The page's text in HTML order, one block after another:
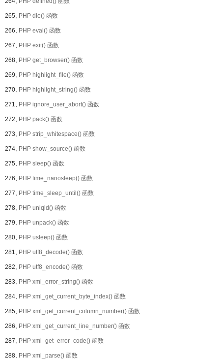
265、PHP die() 函数
266、PHP eval() 函数
267、PHP exit() 函数
268、PHP get_browser() 函数
269、PHP highlight_file() 函数
270、PHP highlight_string() 函数
271、PHP ignore_user_abort() 函数
272、PHP pack() 函数
273、PHP strip_whitespace() 函数
274、PHP show_source() 函数
275、PHP sleep() 函数
276、PHP time_nanosleep() 函数
277、PHP time_sleep_until() 函数
278、PHP uniqid() 函数
279、PHP unpack() 函数
280、PHP usleep() 函数
281、PHP utf8_decode() 函数
282、PHP utf8_encode() 函数
283、PHP xml_error_string() 函数
284、PHP xml_get_current_byte_index() 函数
285、PHP xml_get_current_column_number() 函数
286、PHP xml_get_current_line_number() 函数
287、PHP xml_get_error_code() 函数
288、PHP xml_parse() 函数